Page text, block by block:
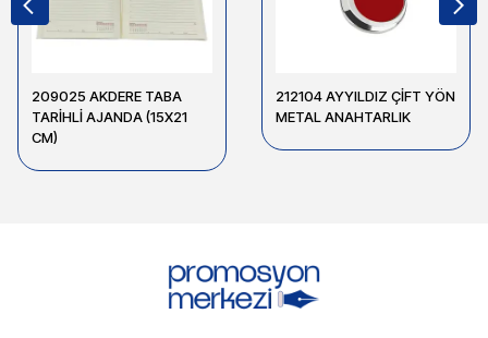
209025 AKDERE TABA
TARİHLİ AJANDA (15X21
CM)
212104 AYYILDIZ ÇİFT YÖN
METAL ANAHTARLIK